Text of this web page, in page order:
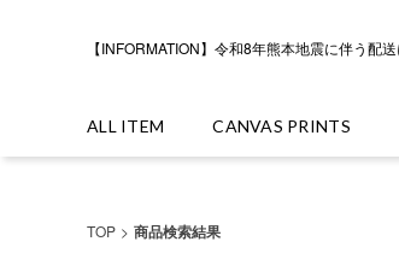
ALL ITEM CANVAS PRINTS
TOP 商品検索結果